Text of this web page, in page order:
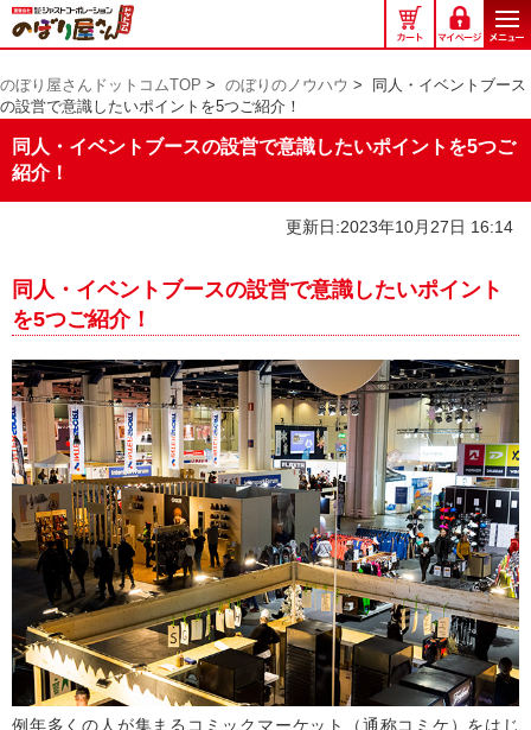
の
ぼ
屋
さ
ん
ド
のぼり屋さんドットコムTOP > のぼりのノウハウ >
同人・イベントブース
の設営で意識したいポイントを5つご紹介！
同人・イベントブースの設営で意識したいポイントを5つご
紹介！
更新日:2023年10月27日 16:14
同人・イベントブースの設営で意識したいポイント
を5つご紹介！
例年多くの人が集まるコミックマーケット（通称コミケ）をはじ